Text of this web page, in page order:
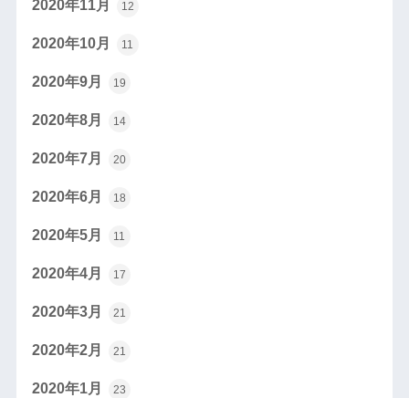
2020年11月 12
2020年10月 11
2020年9月 19
2020年8月 14
2020年7月 20
2020年6月 18
2020年5月 11
2020年4月 17
2020年3月 21
2020年2月 21
2020年1月 23